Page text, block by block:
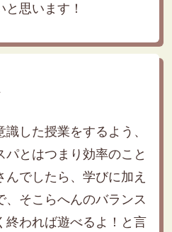
思います！
した授業をするよう、
とはつまり効率のこと
でしたら、学びに加え
、そこらへんのバランス
終われば遊べるよ！と言